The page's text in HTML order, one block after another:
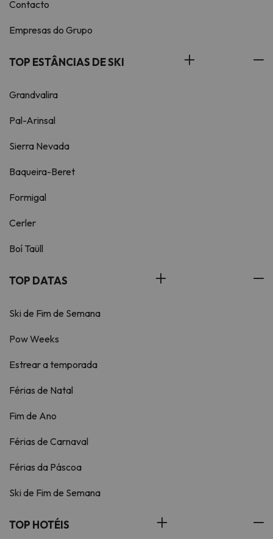
Contacto
Empresas do Grupo
TOP ESTÂNCIAS DE SKI
Grandvalira
Pal-Arinsal
Sierra Nevada
Baqueira-Beret
Formigal
Cerler
Boí Taüll
TOP DATAS
Ski de Fim de Semana
Pow Weeks
Estrear a temporada
Férias de Natal
Fim de Ano
Férias de Carnaval
Férias da Páscoa
Ski de Fim de Semana
TOP HOTÉIS